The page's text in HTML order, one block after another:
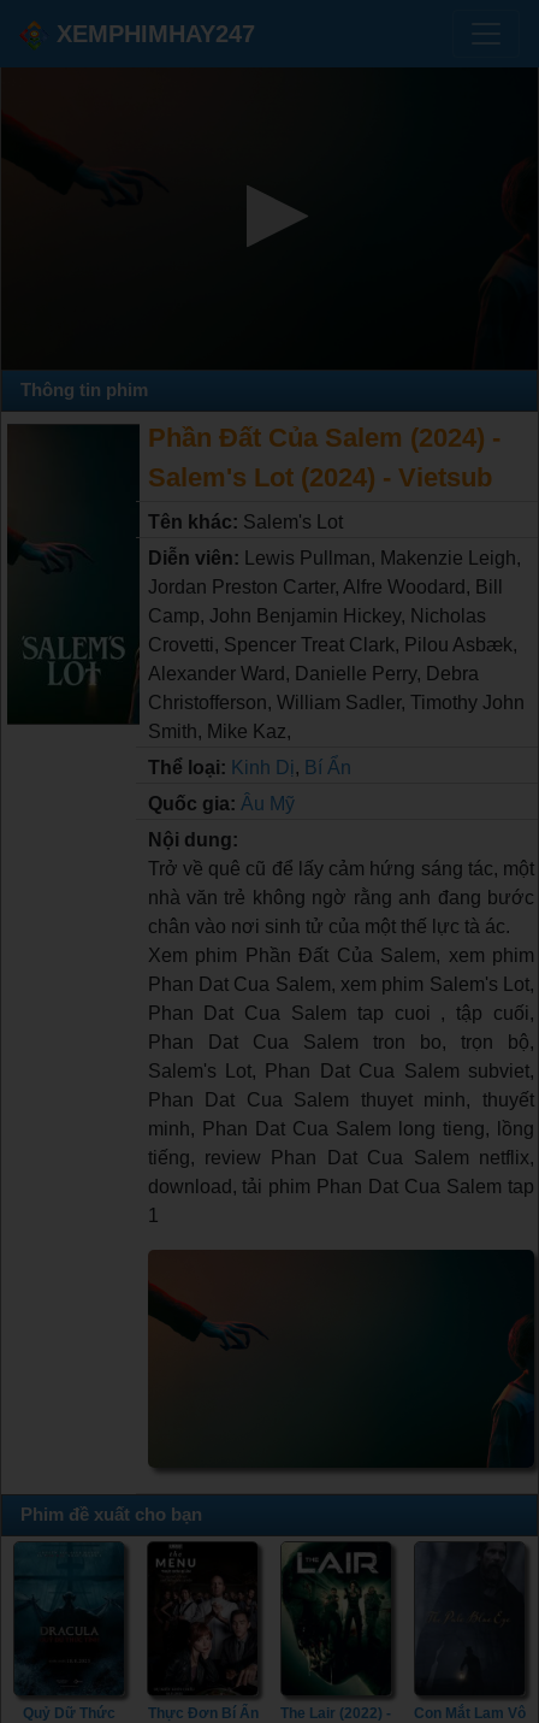
XEMPHIMHAY247
Thông tin phim
Phần Đất Của Salem (2024) -
Salem's Lot (2024) - Vietsub
Tên khác: Salem's Lot
Diễn viên:
Lewis Pullman, Makenzie Leigh,
Jordan Preston Carter, Alfre Woodard, Bill
Camp, John Benjamin Hickey, Nicholas
Crovetti, Spencer Treat Clark, Pilou Asbæk,
Alexander Ward, Danielle Perry, Debra
Christofferson, William Sadler, Timothy John
Smith, Mike Kaz,
Thể loại: Kinh Dị , Bí Ẩn
Quốc gia: Âu Mỹ
Nội dung:
Trở về quê cũ để lấy cảm hứng sáng tác, một
nhà văn trẻ không ngờ rằng anh đang bước
chân vào nơi sinh tử của một thế lực tà ác.
Xem phim Phần Đất Của Salem, xem phim
Phan Dat Cua Salem, xem phim Salem's Lot,
Phan Dat Cua Salem tap cuoi , tập cuối,
Phan Dat Cua Salem tron bo, trọn bộ,
Salem's Lot, Phan Dat Cua Salem subviet,
Phan Dat Cua Salem thuyet minh, thuyết
minh, Phan Dat Cua Salem long tieng, lồng
tiếng, review Phan Dat Cua Salem netflix,
download, tải phim Phan Dat Cua Salem tap
1
Phim đề xuất cho bạn
Quỷ Dữ Thức
Thực Đơn Bí Ẩn
The Lair (2022) -
Con Mắt Lam Vô